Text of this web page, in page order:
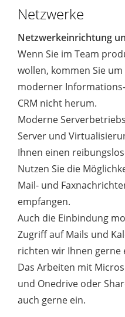
Netzwerke
Netzwerkeinrichtung
Wenn Sie im Team
wollen, kommen Sie
moderner
CRM nicht herum.
Moderne
Server und
Ihnen einen
Nutzen Sie die
Mail- und
empfangen.
Auch die Einbindung
Zugriff auf Mails und
richten wir Ihnen gerne
Das Arbeiten mit
und Onedrive oder
auch gerne ein.